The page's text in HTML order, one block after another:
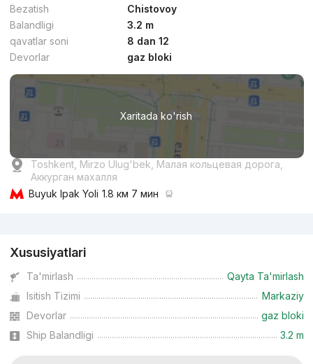
Bezatish
Chistovoy
Balandligi
3.2 m
qavatlar soni
8 dan 12
Devorlar
gaz bloki
Xaritada ko'rish
Toshkent, Mirzo Ulug'bek, Малая кольцевая дорога,
Аккурган махалля
Buyuk Ipak Yoli 1.8 км 7 мин
Xususiyatlari
Ta'mirlash
Qayta Ta'mirlash
Isitish Tizimi
Markaziy
Devorlar
gaz bloki
Ship Balandligi
3.2 m